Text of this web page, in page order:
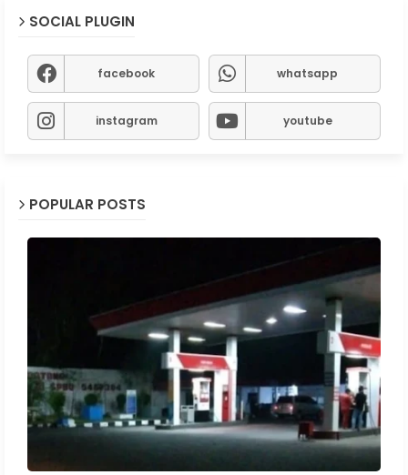
SOCIAL PLUGIN
facebook whatsapp
instagram youtube
POPULAR POSTS